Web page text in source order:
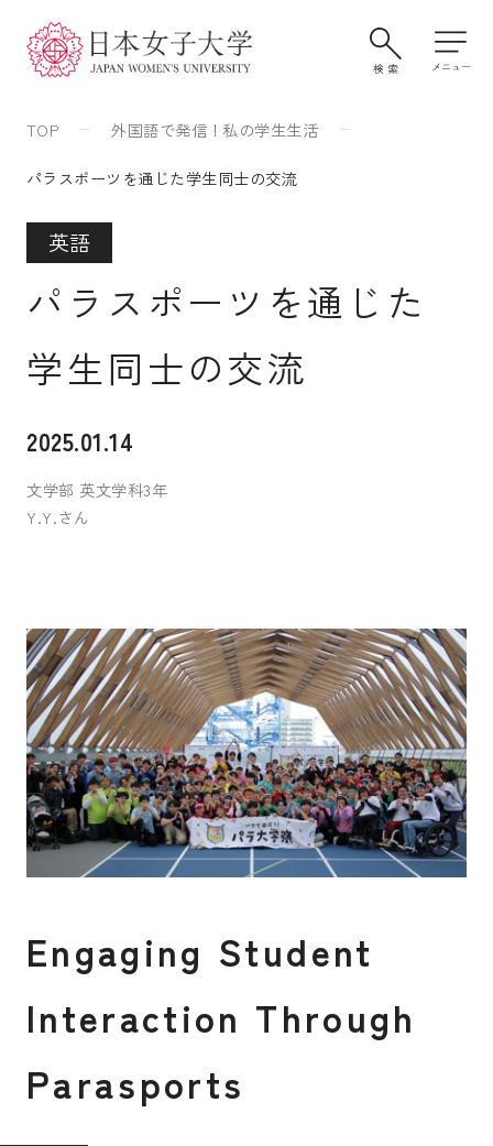
大学案内・学びの特色
学部・大学院
キャンパスライフ
国際交流・留学
研究
受験生の皆さま
保護者等の皆さま
在学生の皆さま
卒業生の皆さま
TOP 外国語で発信！私の学生生活
パラスポーツを通じた学生同士の交流
英語
パラスポーツを通じた
学生同士の交流
2025.01.14
文学部 英文学科3年
Y.Y.さん
Engaging Student
Interaction Through
Parasports